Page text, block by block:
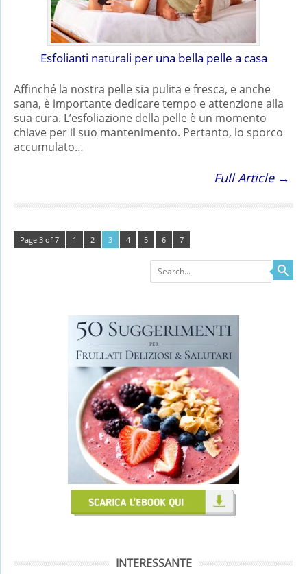
Esfolianti naturali per una bella pelle a casa
Affinché la nostra pelle sia pulita e fresca, e anche
sana, è importante dedicare tempo e attenzione alla
sua cura. L’esfoliazione della pelle è un momento
chiave per il suo mantenimento. Pertanto, lo sporco
accumulato…
Full Article →
Page 3 of 7 1 2 3 4 5 6 7
Search
INTERESSANTE